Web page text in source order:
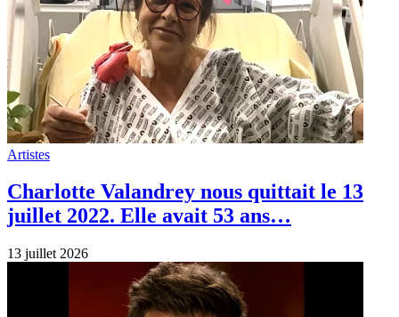
Artistes
Charlotte Valandrey nous quittait le 13
juillet 2022. Elle avait 53 ans…
13 juillet 2026